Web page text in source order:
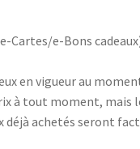
e-Bons
en vigueur au
à tout moment, mais
achetés seront